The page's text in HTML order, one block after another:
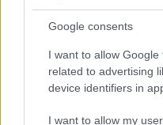
Google consents
I want to allow
related to advertising
device identifiers in
I want to allow my